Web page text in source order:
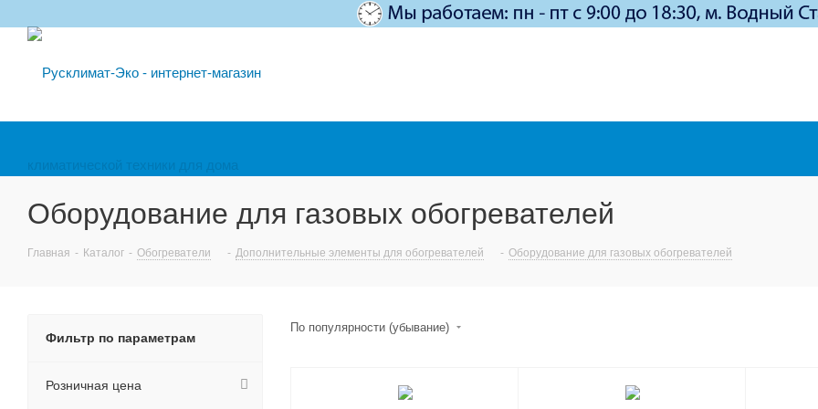
Оборудование для газовых обогревателей
Главная - Каталог - Обогреватели - Дополнительные элементы для обогревателей - Оборудование для газовых обогревателей
По популярности (убывание)
Фильтр по параметрам
Розничная цена